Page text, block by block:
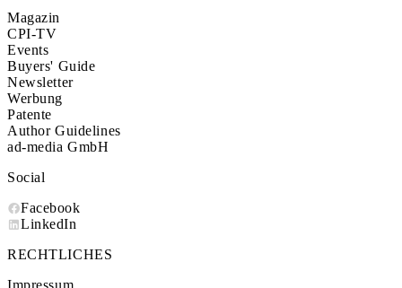
Magazin
CPI-TV
Events
Buyers' Guide
Newsletter
Werbung
Patente
Author Guidelines
ad-media GmbH
Social
Facebook
LinkedIn
RECHTLICHES
Impressum